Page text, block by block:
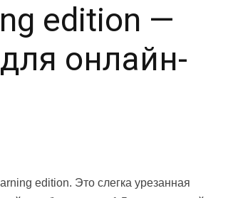
edition —
онлайн-
edition. Это слегка урезанная